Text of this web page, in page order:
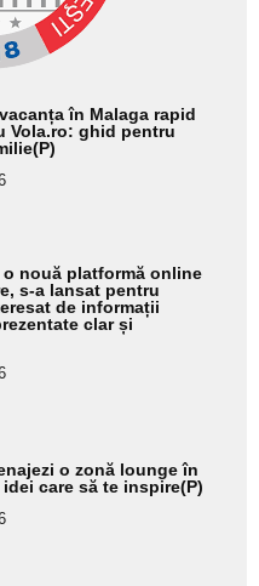
în Malaga rapid
Vola.ro: ghid pentru
o nouă platformă online
s-a lansat pentru
de informații
clar și
o zonă lounge în
care să te inspire(P)